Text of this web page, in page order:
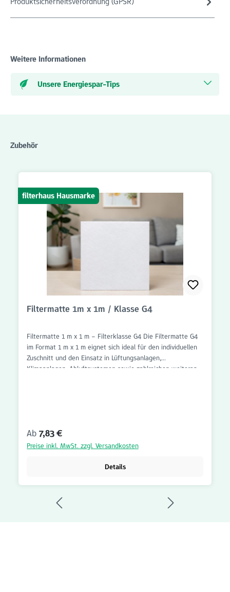
Weitere Informationen
Unsere Energiespar-Tips
Produktgalerie überspringen
Zubehör
filterhaus Hausmarke
Filtermatte 1m x 1m / Klasse G4
Filtermatte 1 m x 1 m – Filterklasse G4 Die Filtermatte G4
im Format 1 m x 1 m eignet sich ideal für den individuellen
Zuschnitt und den Einsatz in Lüftungsanlagen,
Klimaanlagen, Abluftsystemen sowie zahlreichen weiteren
Schwebstoffen. Dadurch werden nachgeschaltete
Komponenten vor Verschmutzung geschützt und die
Die Filtermatte lässt sich einfach zuschneiden und flexibel
Bereich. Filtermatte G4 – Vorteile: Format 1 m x 1 m
Individuell zuschneidbar Filterklasse G4 für die
Grundfiltration Reduziert Staub, Flusen und grobe
Regulärer Preis:
Ab 7,83 €
Preise inkl. MwSt. zzgl. Versandkosten
Details